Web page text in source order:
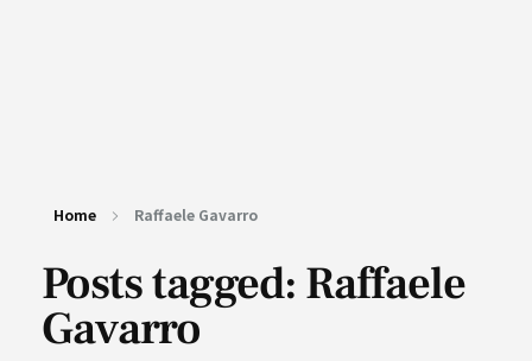
Home Raffaele Gavarro
Posts tagged: Raffaele
Gavarro